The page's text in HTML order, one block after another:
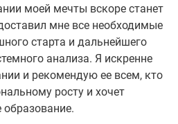
моей мечты вскоре станет
мне все необходимые
старта и дальнейшего
анализа. Я искренне
и рекомендую ее всем, кто
росту и хочет
образование.